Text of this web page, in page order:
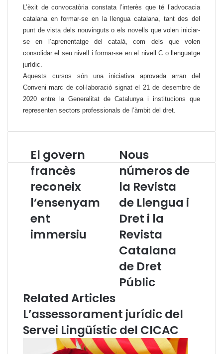
L’èxit de convocatòria constata l’interès que té l’advocacia
catalana en formar-se en la llengua catalana, tant des del
punt de vista dels nouvinguts o els novells que volen iniciar-
se en l’aprenentatge del català, com dels que volen
consolidar el seu nivell i formar-se en el nivell C o llenguatge
jurídic.
Aquests cursos són una iniciativa aprovada arran del
Conveni marc de col·laboració signat el 21 de desembre de
2020 entre la Generalitat de Catalunya i institucions que
representen sectors professionals de l’àmbit del dret.
E
l
o
r
n
s
r
e
c
El govern
francès
reconeix
l’ensenyam
ent
immersiu
N
o
u
s
ú
m
e
o
s
d
e
l
R
e
v
i
s
Nous
números de
la Revista
de Llengua i
Dret i la
Revista
Catalana
de Dret
Públic
Related Articles
L’assessorament jurídic del
Servei Lingüístic del CICAC